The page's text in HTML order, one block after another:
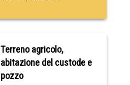
Terreno agricolo,
abitazione del custode e
pozzo